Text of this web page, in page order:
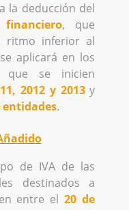
la deducción del
, que
ritmo inferior al
aplicará en los
que se inicien
2012 y 2013y
.
de IVA de las
destinados a
entre el20 de